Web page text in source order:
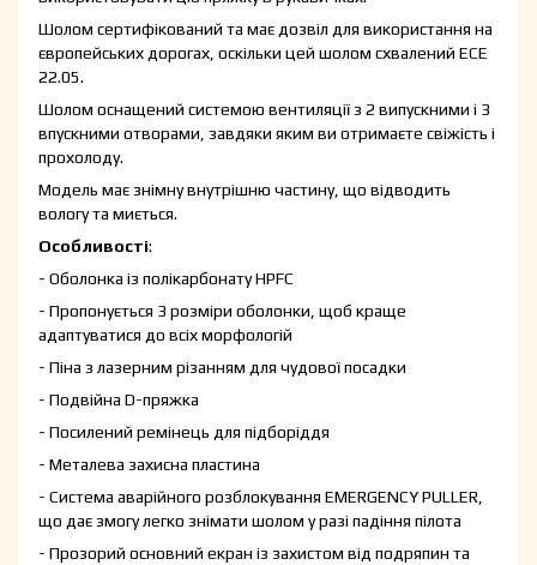
Шолом сертифікований та має дозвіл для використання на
європейських дорогах, оскільки цей шолом схвалений ECE
22.05.
Шолом оснащений системою вентиляції з 2 випускними і 3
впускними отворами, завдяки яким ви отримаєте свіжість і
прохолоду.
Модель має знімну внутрішню частину, що відводить
вологу та миється.
Особливості:
- Оболонка із полікарбонату HPFC
- Пропонується 3 розміри оболонки, щоб краще
адаптуватися до всіх морфологій
- Піна з лазерним різанням для чудової посадки
- Подвійна D-пряжка
- Посилений ремінець для підборіддя
- Металева захисна пластина
- Система аварійного розблокування EMERGENCY PULLER,
що дає змогу легко знімати шолом у разі падіння пілота
- Прозорий основний екран із захистом від подряпин та